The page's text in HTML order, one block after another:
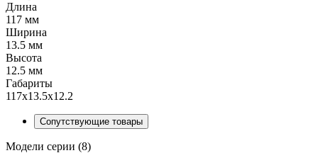
Длина
117 мм
Ширина
13.5 мм
Высота
12.5 мм
Габариты
117x13.5x12.2
Сопутствующие товары
Модели серии (8)